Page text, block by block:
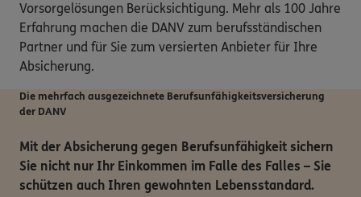
Vorsorgelösungen Berücksichtigung. Mehr als 100 Jahre
Erfahrung machen die DANV zum berufsständischen
Partner und für Sie zum versierten Anbieter für Ihre
Absicherung.
Die mehrfach ausgezeichnete Berufsunfähigkeits­versicherung
der DANV
Mit der Absicherung gegen Berufsunfähigkeit sichern
Sie nicht nur Ihr Einkommen im Falle des Falles – Sie
schützen auch Ihren gewohnten Lebensstandard.